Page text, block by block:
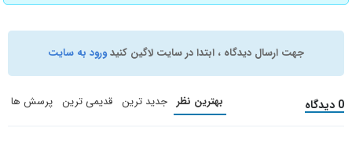
جهت ارسال دیدگاه ، ابتدا در سایت لاگین کنیدورود به سایت
0 دیدگاه بهترین نظر جدید ترین قدیمی ترین پرسش ها